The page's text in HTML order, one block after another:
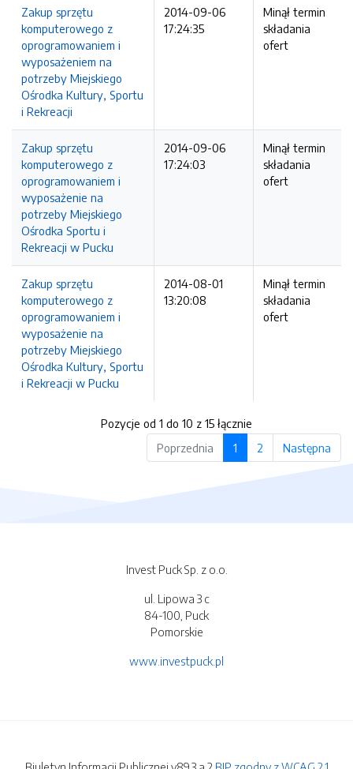
Zakup sprzętu
komputerowego z
oprogramowaniem i
wyposażeniem na
potrzeby Miejskiego
Ośrodka Kultury, Sportu
i Rekreacji
2014-09-06
17:24:35
Minął termin
składania
ofert
Zakup sprzętu
komputerowego z
oprogramowaniem i
wyposażenie na
potrzeby Miejskiego
Ośrodka Sportu i
Rekreacji w Pucku
2014-09-06
17:24:03
Minął termin
składania
ofert
Zakup sprzętu
komputerowego z
oprogramowaniem i
wyposażenie na
potrzeby Miejskiego
Ośrodka Kultury, Sportu
i Rekreacji w Pucku
2014-08-01
13:20:08
Minął termin
składania
ofert
Pozycje od 1 do 10 z 15 łącznie
Poprzednia
1 2 Następna
Invest Puck Sp. z o.o.
ul. Lipowa 3 c
84-100, Puck
Pomorskie
www.investpuck.pl